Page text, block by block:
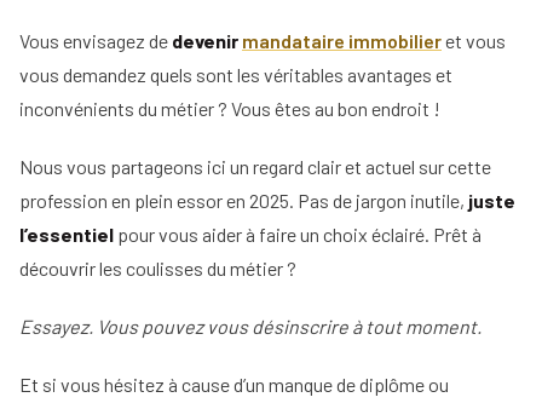
devenir
agent
immobilier
salaire
net
agent
immobilier
rôle
mandataire
Nos
guides
Le
de
dans
l'immobilier
pige
l'immobilier
mandataire
indépendant
Le
02
V. Quels sont les avantages d’un réseau de
mandataire immobilier ?
immobilier
2. Quels sont les avantages d’un réseau de
Vous envisagez de devenir mandataire immobilieret vous
vous demandez quels sont les véritables avantages et
inconvénients du métier ? Vous êtes au bon endroit !
Nous vous partageons ici un regard clair et actuel sur cette
profession en plein essor en 2025. Pas de jargon inutile, juste
l’essentiel pour vous aider à faire un choix éclairé. Prêt à
découvrir les coulisses du métier ?
Essayez. Vous pouvez vous désinscrire à tout moment.
Et si vous hésitez à cause d’un manque de diplôme ou